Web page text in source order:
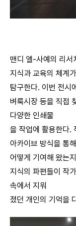
맨디 엘-사예의 리서
지식과 교육의 체계
탐구한다. 이번 전시
벼룩시장 등을 직접
다양한 인쇄물
을 작업에 활용한다.
아카이브 방식을 통
어떻게 기여해 왔는
지식의 파편들이 작
속에서 지워
졌던 개인의 기억을